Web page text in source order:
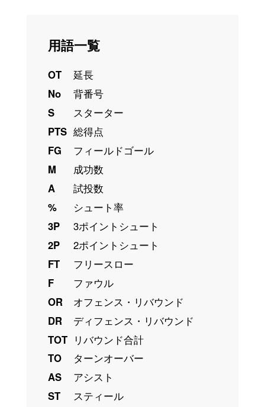
用語一覧
OT
延長
No
背番号
S
スターター
PTS 総得点
FG
フィールドゴール
M
成功数
A
試投数
%
シュート率
3P
3ポイントシュート
2P
2ポイントシュート
FT
フリースロー
F
ファウル
OR
オフェンス・リバウンド
DR
ディフェンス・リバウンド
TOT リバウンド合計
TO
ターンオーバー
AS
アシスト
ST
スティール